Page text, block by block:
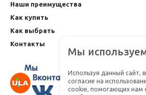
Наши преимущества
Как купить
Как выбрать
Контакты
Мы
Используя данный сайт,
согласие на
cookie, помогающих нам